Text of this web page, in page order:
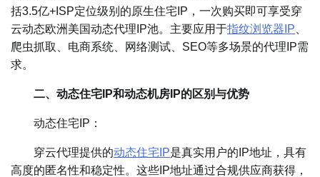
括3.5亿+ISP定位级别的原生住宅IP，一次购买即可享受穿
云动态欧洲美国动态代理IP池。主要应用于指纹浏览器IP
爬虫抓取、电商系统、网络测试、SEO等多场景的代理IP需
求。
二、动态住宅IP和动态机房IP的区别与优势
动态住宅IP：
穿云代理提供的动态住宅IP是真实用户的IP地址，具有
高度的匿名性和稳定性。这些IP地址通过合规供应商获得，